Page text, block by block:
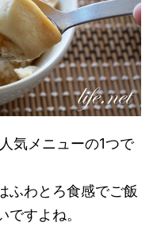
気メニューの1つで
ふわとろ食感でご飯
すよね。